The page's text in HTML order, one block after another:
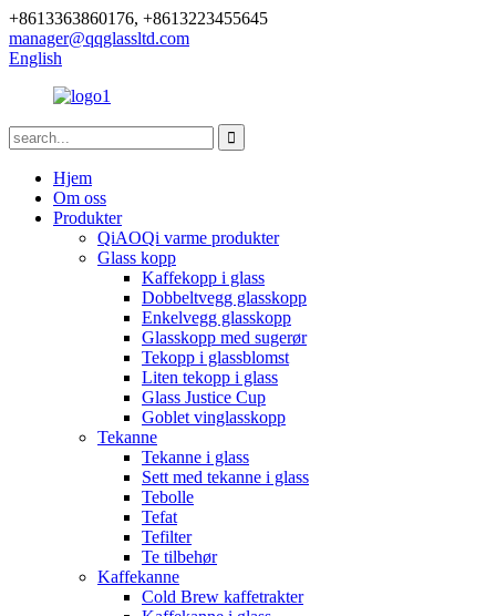
+8613363860176, +8613223455645
manager@qqglassltd.com
English
Hjem
Om oss
Produkter
QiAOQi varme produkter
Glass kopp
Kaffekopp i glass
Dobbeltvegg glasskopp
Enkelvegg glasskopp
Glasskopp med sugerør
Tekopp i glassblomst
Liten tekopp i glass
Glass Justice Cup
Goblet vinglasskopp
Tekanne
Tekanne i glass
Sett med tekanne i glass
Tebolle
Tefat
Tefilter
Te tilbehør
Kaffekanne
Cold Brew kaffetrakter